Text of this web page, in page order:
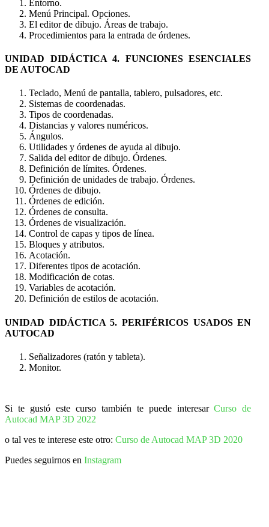
Entorno.
Menú Principal. Opciones.
El editor de dibujo. Áreas de trabajo.
Procedimientos para la entrada de órdenes.
UNIDAD DIDÁCTICA 4. FUNCIONES ESENCIALES
DE AUTOCAD
Teclado, Menú de pantalla, tablero, pulsadores, etc.
Sistemas de coordenadas.
Tipos de coordenadas.
Distancias y valores numéricos.
Ángulos.
Utilidades y órdenes de ayuda al dibujo.
Salida del editor de dibujo. Órdenes.
Definición de límites. Órdenes.
Definición de unidades de trabajo. Órdenes.
Órdenes de dibujo.
Órdenes de edición.
Órdenes de consulta.
Órdenes de visualización.
Control de capas y tipos de línea.
Bloques y atributos.
Acotación.
Diferentes tipos de acotación.
Modificación de cotas.
Variables de acotación.
Definición de estilos de acotación.
UNIDAD DIDÁCTICA 5. PERIFÉRICOS USADOS EN
AUTOCAD
Señalizadores (ratón y tableta).
Monitor.
Si te gustó este curso también te puede interesarCurso de
Autocad MAP 3D 2022
o tal ves te interese este otro: Curso de Autocad MAP 3D 2020
Puedes seguirnos en Instagram